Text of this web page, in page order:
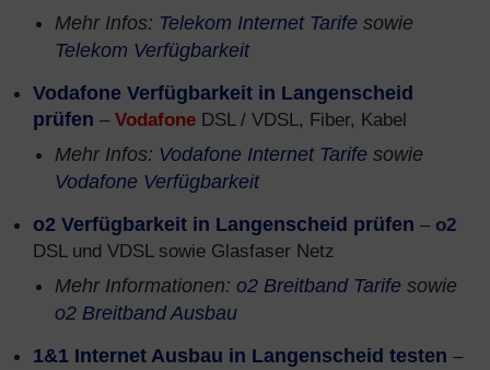
Mehr Infos: Telekom Internet Tarife sowie
Telekom Verfügbarkeit
Vodafone Verfügbarkeit in Langenscheid
prüfen – Vodafone DSL / VDSL, Fiber, Kabel
Mehr Infos: Vodafone Internet Tarife sowie
Vodafone Verfügbarkeit
o2 Verfügbarkeit in Langenscheid prüfen – o2
DSL und VDSL sowie Glasfaser Netz
Mehr Informationen: o2 Breitband Tarife sowie
o2 Breitband Ausbau
1&1 Internet Ausbau in Langenscheid testen –